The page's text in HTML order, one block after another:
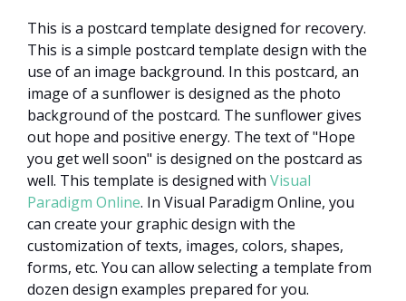
This is a postcard template designed for recovery.
This is a simple postcard template design with the
use of an image background. In this postcard, an
image of a sunflower is designed as the photo
background of the postcard. The sunflower gives
out hope and positive energy. The text of "Hope
you get well soon" is designed on the postcard as
well. This template is designed with Visual
Paradigm Online. In Visual Paradigm Online, you
can create your graphic design with the
customization of texts, images, colors, shapes,
forms, etc. You can allow selecting a template from
dozen design examples prepared for you.